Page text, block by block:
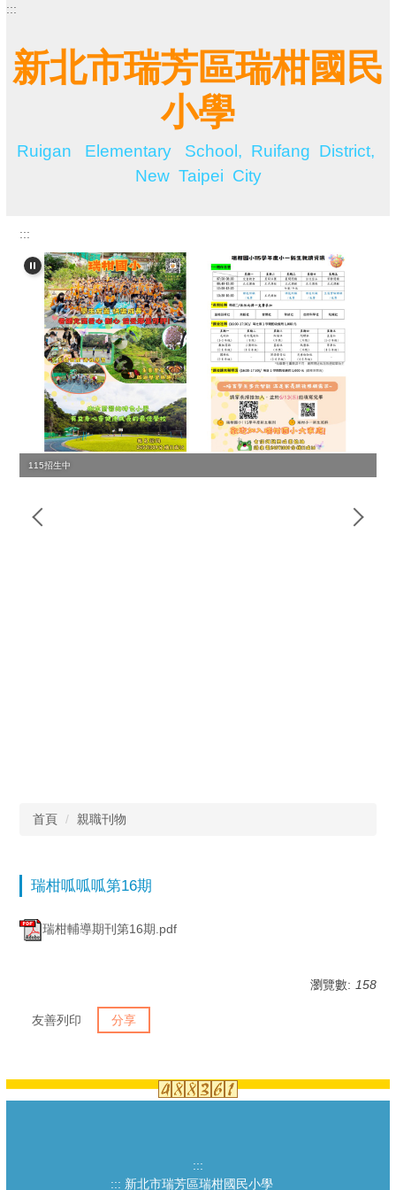
跳
主
要
內
:::
新北市瑞芳區瑞柑國民
小學
Ruigan Elementary School, Ruifang District,
New Taipei City
:::
115招生中
首頁 親職刊物
瑞柑呱呱呱第16期
瑞柑輔導期刊第16期.pdf
瀏覽數: 158
友善列印 分享
:::
::: 新北市瑞芳區瑞柑國民小學